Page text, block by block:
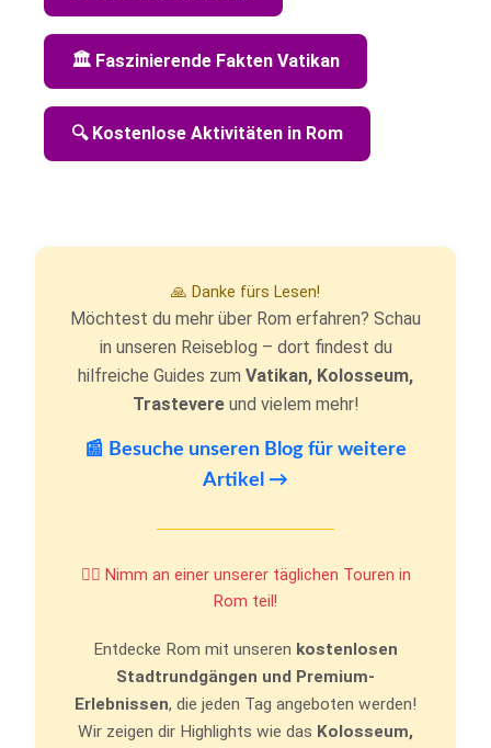
🏛️ Faszinierende Fakten Vatikan
🔍 Kostenlose Aktivitäten in Rom
🙏 Danke fürs Lesen!
Möchtest du mehr über Rom erfahren? Schau
in unseren Reiseblog – dort findest du
hilfreiche Guides zum Vatikan, Kolosseum,
Trastevereund vielem mehr!
📰 Besuche unseren Blog für weitere
Artikel →
🚶‍♂️ Nimm an einer unserer täglichen Touren in
Rom teil!
Entdecke Rom mit unseren kostenlosen
Stadtrundgängen und Premium-
Erlebnissen, die jeden Tag angeboten werden!
Wir zeigen dir Highlights wie das Kolosseum,